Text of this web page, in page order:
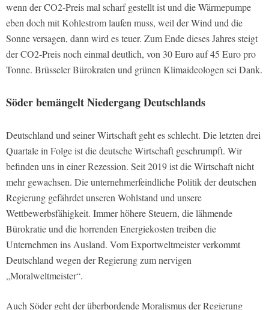
wenn der CO2-Preis mal scharf gestellt ist und die Wärmepumpe
eben doch mit Kohlestrom laufen muss, weil der Wind und die
Sonne versagen, dann wird es teuer. Zum Ende dieses Jahres steigt
der CO2-Preis noch einmal deutlich, von 30 Euro auf 45 Euro pro
Tonne. Brüsseler Bürokraten und grünen Klimaideologen sei Dank.
Söder bemängelt Niedergang Deutschlands
Deutschland und seiner Wirtschaft geht es schlecht. Die letzten drei
Quartale in Folge ist die deutsche Wirtschaft geschrumpft. Wir
befinden uns in einer Rezession. Seit 2019 ist die Wirtschaft nicht
mehr gewachsen. Die unternehmerfeindliche Politik der deutschen
Regierung gefährdet unseren Wohlstand und unsere
Wettbewerbsfähigkeit. Immer höhere Steuern, die lähmende
Bürokratie und die horrenden Energiekosten treiben die
Unternehmen ins Ausland. Vom Exportweltmeister verkommt
Deutschland wegen der Regierung zum nervigen
„Moralweltmeister“.
Auch Söder geht der überbordende Moralismus der Regierung